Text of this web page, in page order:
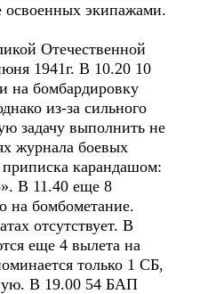
освоенных экипажами.
Отечественной
1941г. В 10.20 10
на бомбардировку
из-за сильного
задачу выполнить не
журнала боевых
карандашом:
В 11.40 еще 8
на бомбометание.
отсутствует. В
еще 4 вылета на
только 1 СБ,
В 19.00 54 БАП